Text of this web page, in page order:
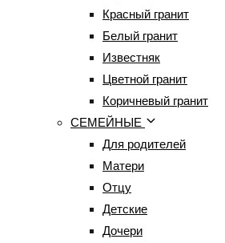
Красный гранит
Белый гранит
Известняк
Цветной гранит
Коричневый гранит
СЕМЕЙНЫЕ
Для родителей
Матери
Отцу
Детские
Дочери